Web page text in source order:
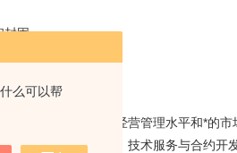
么可以帮
封固。
技术实力、壹流的经营管理水平和*的
、实验室耗材销售、技术服务与合约开